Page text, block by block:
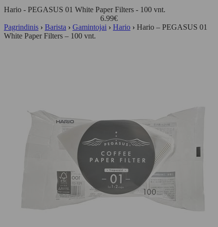
Hario - PEGASUS 01 White Paper Filters - 100 vnt.
6.99€
Pagrindinis › Barista › Gamintojai › Hario › Hario – PEGASUS 01
White Paper Filters – 100 vnt.